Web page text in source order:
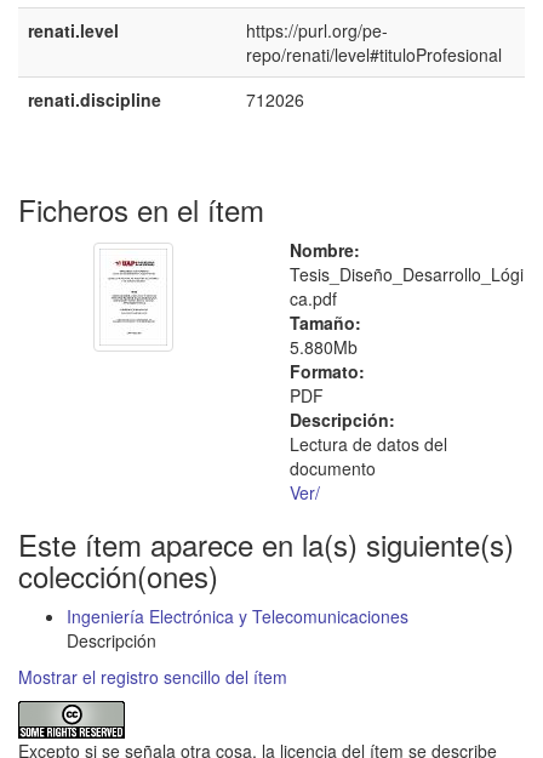
renati.level
https://purl.org/pe-
repo/renati/level#tituloProfesional
renati.discipline
712026
Ficheros en el ítem
Nombre:
Tesis_Diseño_Desarrollo_Lógi
ca.pdf
Tamaño:
5.880Mb
Formato:
PDF
Descripción:
Lectura de datos del
documento
Ver/
Este ítem aparece en la(s) siguiente(s)
colección(ones)
Ingeniería Electrónica y Telecomunicaciones
Descripción
Mostrar el registro sencillo del ítem
Excepto si se señala otra cosa, la licencia del ítem se describe